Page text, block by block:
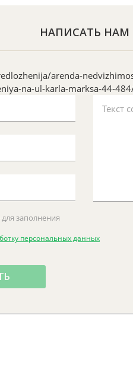
НАПИСАТЬ НАМ
arenda-
na-ul-karla-marksa-44-
Текст
заполнения
персональных данных